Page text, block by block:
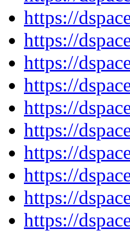
https://
https://
https://
https://
https://
https://
https://
https://
https://
https://